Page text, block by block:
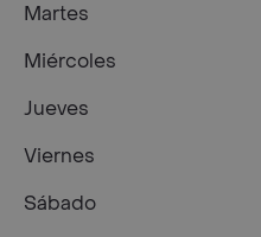
Martes
Miércoles
Jueves
Viernes
Sábado